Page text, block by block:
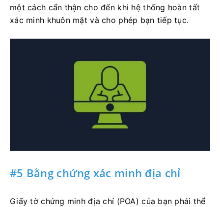
một cách cẩn thận cho đến khi hệ thống hoàn tất
xác minh khuôn mặt và cho phép bạn tiếp tục.
#5 Bằng chứng xác minh địa chỉ
Giấy tờ chứng minh địa chỉ (POA) của bạn phải thể